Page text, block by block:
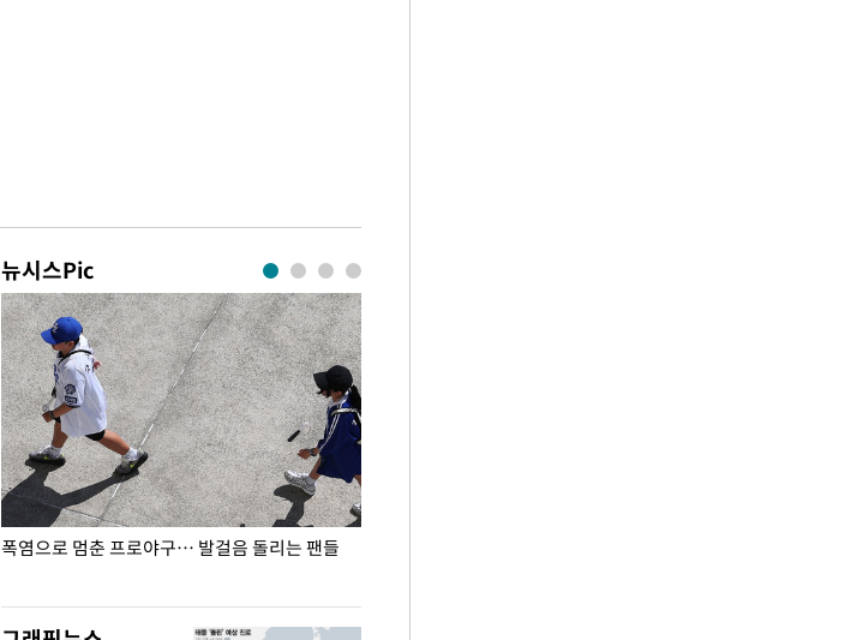
뉴시스Pic
폭염으로 멈춘 프로야구… 발걸음 돌리는 팬들